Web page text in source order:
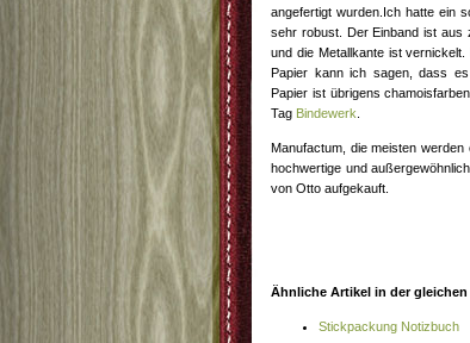
angefertigt wurden.Ich hatte ein
sehr robust. Der Einband ist aus
und die Metallkante ist
Papier kann ich sagen, dass
Papier ist übrigens
Tag Bindewerk
Manufactum, die meisten
hochwertige und
von Otto aufgekauft.
Ähnliche Artikel in der gleichen
Stickpackung Notizbuch